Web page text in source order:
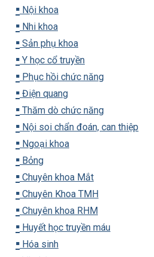
▪️ Nội khoa
▪️ Nhi khoa
▪️ Sản phụ khoa
▪️ Y học cổ truyền
▪️ Phục hồi chức năng
▪️ Điện quang
▪️ Thăm dò chức năng
▪️ Nội soi chẩn đoán, can thiệp
▪️ Ngoại khoa
▪️ Bỏng
▪️ Chuyên khoa Mắt
▪️ Chuyên Khoa TMH
▪️ Chuyên khoa RHM
▪️ Huyết học truyền máu
▪️ Hóa sinh